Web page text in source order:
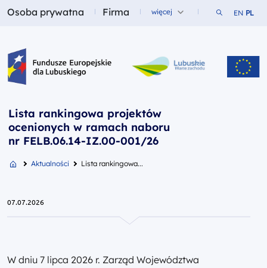
Fundusze dla
Osoba prywatna Fundusze dla
Firma więcej Szukaj w
EN PL
Fundusze Europejskie dla Lubuskiego
Lista rankingowa projektów
ocenionych w ramach naboru
nr FELB.06.14-IZ.00-001/26
Aktualności Lista rankingowa...
07.07.2026
W dniu 7 lipca 2026 r. Zarząd Województwa